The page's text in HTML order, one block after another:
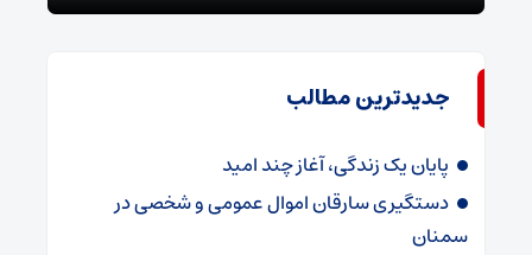
جدیدترین مطالب
پایان یک زندگی، آغاز چند امید
دستگیری سارقان اموال عمومی و شخصی در
سمنان